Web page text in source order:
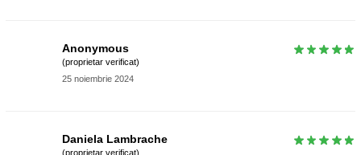
Anonymous
(proprietar verificat)
25 noiembrie 2024
Daniela Lambrache
(proprietar verificat)